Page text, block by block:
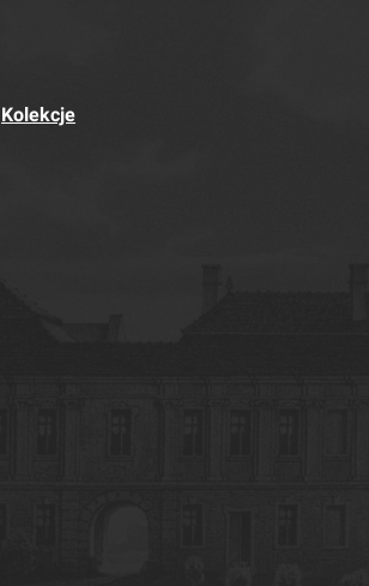
Kolekcje